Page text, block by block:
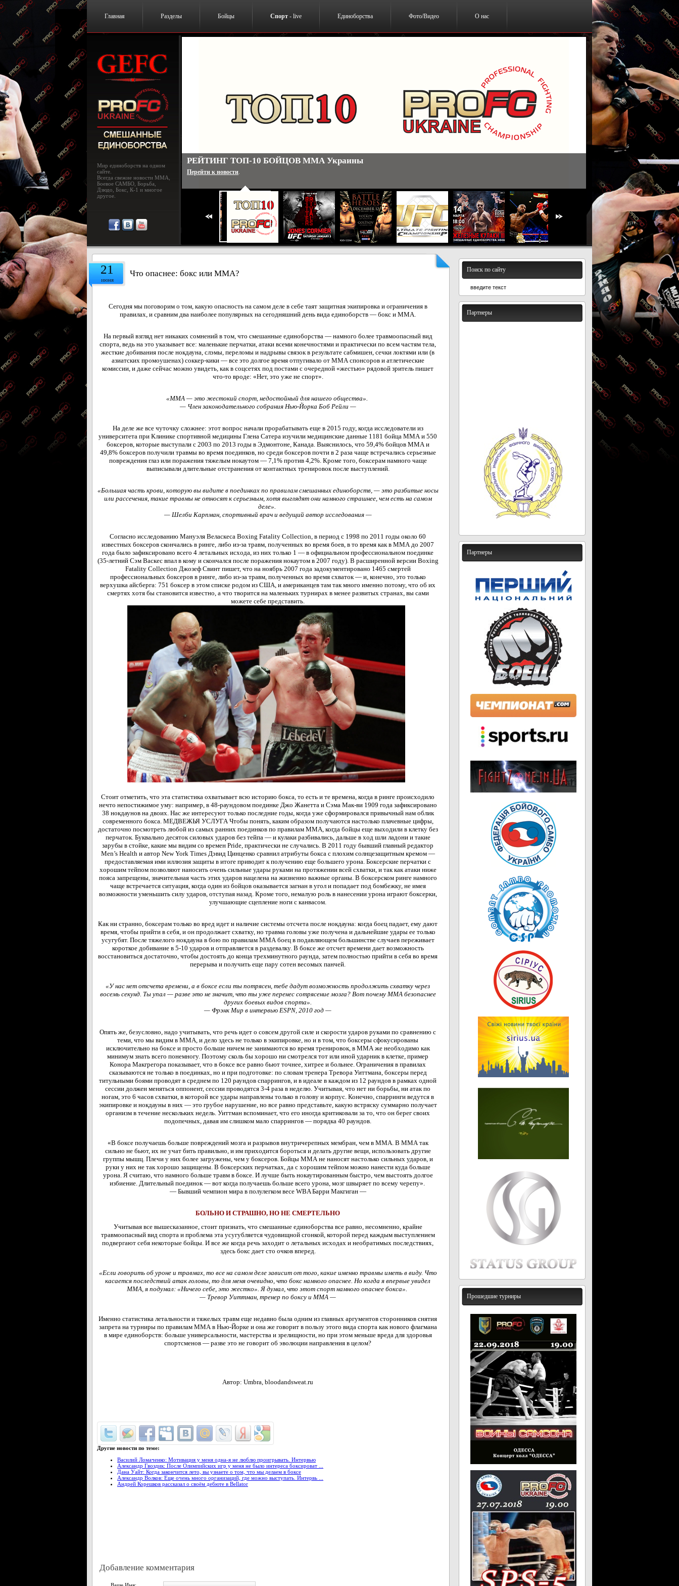
Главная Разделы Бойцы Спорт - live Единоборства Фото/Видео О нас
Мир единоборств на одном
сайте.
Всегда свежие новости MMA,
Боевое САМБО, Борьба,
Дзюдо, Бокс, К-1 и многое
другое.
РЕЙТИНГ ТОП-10 БОЙЦОВ ММА Украины
Перейти к новости.
21
июня
Что опаснее: бокс или ММА?
Сегодня мы поговорим о том, какую опасность на самом деле в себе таят защитная экипировка и ограничения в
правилах, и сравним два наиболее популярных на сегодняшний день вида единоборств — бокс и ММА.
На первый взгляд нет никаких сомнений в том, что смешанные единоборства — намного более травмоопасный вид
спорта, ведь на это указывает все: маленькие перчатки, атаки всеми конечностями и практически по всем частям тела,
жесткие добивания после нокдауна, слэмы, переломы и надрывы связок в результате сабмишен, сечки локтями или (в
азиатских промоушенах) соккер-кики — все это долгое время отпугивало от ММА спонсоров и атлетические
комиссии, и даже сейчас можно увидеть, как в соцсетях под постами с очередной «жестью» рядовой зритель пишет
что-то вроде: «Нет, это уже не спорт».
«ММА — это жестокий спорт, недостойный для нашего общества».
— Член законодательного собрания Нью-Йорка Боб Рейли —
На деле же все чуточку сложнее: этот вопрос начали прорабатывать еще в 2015 году, когда исследователи из
университета при Клинике спортивной медицины Глена Сатера изучили медицинские данные 1181 бойца ММА и 550
боксеров, которые выступали с 2003 по 2013 годы в Эдмонтоне, Канада. Выяснилось, что 59,4% бойцов ММА и
49,8% боксеров получили травмы во время поединков, но среди боксеров почти в 2 раза чаще встречались серьезные
повреждения глаз или поражения тяжелым нокаутом — 7,1% против 4,2%. Кроме того, боксерам намного чаще
выписывали длительные отстранения от контактных тренировок после выступлений.
«Большая часть крови, которую вы видите в поединках по правилам смешанных единоборств, — это разбитые носы
или рассечения, такие травмы не относят к серьезным, хотя выглядят они намного страшнее, чем есть на самом
деле».
— Шелби Карпман, спортивный врач и ведущий автор исследования —
Согласно исследованию Мануэля Веласкеса Boxing Fatality Collection, в период с 1998 по 2011 годы около 60
известных боксеров скончались в ринге, либо из-за травм, полученных во время боев, в то время как в ММА до 2007
года было зафиксировано всего 4 летальных исхода, из них только 1 — в официальном профессиональном поединке
(35-летний Сэм Васкес впал в кому и скончался после поражения нокаутом в 2007 году). В расширенной версии Boxing
Fatality Collection Джозеф Свинт пишет, что на ноябрь 2007 года задокументировано 1465 смертей
профессиональных боксеров в ринге, либо из-за травм, полученных во время схваток — и, конечно, это только
верхушка айсберга: 751 боксер в этом списке родом из США, и американцев там так много именно потому, что об их
смертях хотя бы становится известно, а что творится на маленьких турнирах в менее развитых странах, вы сами
можете себе представить.
Стоит отметить, что эта статистика охватывает всю историю бокса, то есть и те времена, когда в ринге происходило
нечто непостижимое уму: например, в 48-раундовом поединке Джо Жанетта и Сэма Мак-ви 1909 года зафиксировано
38 нокдаунов на двоих. Нас же интересуют только последние годы, когда уже сформировался привычный нам облик
современного бокса. МЕДВЕЖЬЯ УСЛУГА Чтобы понять, каким образом получаются настолько плачевные цифры,
достаточно посмотреть любой из самых ранних поединков по правилам ММА, когда бойцы еще выходили в клетку без
перчаток. Буквально десяток силовых ударов без тейпа — и кулаки разбивались, дальше в ход шли ладони и такие
зарубы в стойке, какие мы видим со времен Pride, практически не случались. В 2011 году бывший главный редактор
Men’s Health и автор New York Times Дэвид Цинценко сравнил атрибуты бокса с плохим солнцезащитным кремом —
предоставляемая ими иллюзия защиты в итоге приводит к получению еще большего урона. Боксерские перчатки с
хорошим тейпом позволяют наносить очень сильные удары руками на протяжении всей схватки, и так как атаки ниже
пояса запрещены, значительная часть этих ударов нацелена на жизненно важные органы. В боксерском ринге намного
чаще встречается ситуация, когда один из бойцов оказывается загнан в угол и попадает под бомбежку, не имея
возможности уменьшить силу ударов, отступая назад. Кроме того, немалую роль в нанесении урона играют боксерки,
улучшающие сцепление ноги с канвасом.
Как ни странно, боксерам только во вред идет и наличие системы отсчета после нокдауна: когда боец падает, ему дают
время, чтобы прийти в себя, и он продолжает схватку, но травма головы уже получена и дальнейшие удары ее только
усугубят. После тяжелого нокдауна в бою по правилам ММА боец в подавляющем большинстве случаев переживает
короткое добивание в 5-10 ударов и отправляется в раздевалку. В боксе же отсчет времени дает возможность
восстановиться достаточно, чтобы достоять до конца трехминутного раунда, затем полностью прийти в себя во время
перерыва и получить еще пару сотен весомых панчей.
«У нас нет отсчета времени, а в боксе если ты потрясен, тебе дадут возможность продолжить схватку через
восемь секунд. Ты упал — разве это не значит, что ты уже перенес сотрясение мозга? Вот почему ММА безопаснее
других боевых видов спорта».
— Фрэнк Мир в интервью ESPN, 2010 год —
Опять же, безусловно, надо учитывать, что речь идет о совсем другой силе и скорости ударов руками по сравнению с
теми, что мы видим в ММА, и дело здесь не только в экипировке, но и в том, что боксеры сфокусированы
исключительно на боксе и просто больше ничем не занимаются во время тренировок, в ММА же необходимо как
минимум знать всего понемногу. Поэтому сколь бы хорошо ни смотрелся тот или иной ударник в клетке, пример
Конора Макгрегора показывает, что в боксе все равно бьют точнее, хитрее и больнее. Ограничения в правилах
сказываются не только в поединках, но и при подготовке: по словам тренера Тревора Уиттмана, боксеры перед
титульными боями проводят в среднем по 120 раундов спаррингов, и в идеале в каждом из 12 раундов в рамках одной
сессии должен меняться оппонент, сессии проводятся 3-4 раза в неделю. Учитывая, что нет ни борьбы, ни атак по
ногам, это 6 часов схватки, в которой все удары направлены только в голову и корпус. Конечно, спарринги ведутся в
экипировке и нокдауны в них — это грубое нарушение, но все равно представьте, какую встряску суммарно получает
организм в течение нескольких недель. Уиттман вспоминает, что его иногда критиковали за то, что он берег своих
подопечных, давая им слишком мало спаррингов — порядка 40 раундов.
«В боксе получаешь больше повреждений мозга и разрывов внутричерепных мембран, чем в ММА. В ММА так
сильно не бьют, их не учат бить правильно, и им приходится бороться и делать другие вещи, использовать другие
группы мышц. Плечи у них более загружены, чем у боксеров. Бойцы ММА не наносят настолько сильных ударов, и
руки у них не так хорошо защищены. В боксерских перчатках, да с хорошим тейпом можно нанести куда больше
урона. Я считаю, что намного больше травм в боксе. И лучше быть нокаутированным быстро, чем выстоять долгое
избиение. Длительный поединок — вот когда получаешь больше всего урона, мозг швыряет по всему черепу».
— Бывший чемпион мира в полулегком весе WBA Барри Макгиган —
БОЛЬНО И СТРАШНО, НО НЕ СМЕРТЕЛЬНО
Учитывая все вышесказанное, стоит признать, что смешанные единоборства все равно, несомненно, крайне
травмоопасный вид спорта и проблема эта усугубляется чудовищной сгонкой, которой перед каждым выступлением
подвергают себя некоторые бойцы. И все же когда речь заходит о летальных исходах и необратимых последствиях,
здесь бокс дает сто очков вперед.
«Если говорить об уроне и травмах, то все на самом деле зависит от того, какие именно травмы иметь в виду. Что
касается последствий атак головы, то для меня очевидно, что бокс намного опаснее. Но когда я впервые увидел
ММА, я подумал: «Ничего себе, это жестко». Я думал, что этот спорт намного опаснее бокса».
— Тревор Уиттман, тренер по боксу и ММА —
Именно статистика летальности и тяжелых травм еще недавно была одним из главных аргументов сторонников снятия
запрета на турниры по правилам ММА в Нью-Йорке и она же говорит в пользу этого вида спорта как нового флагмана
в мире единоборств: больше универсальности, мастерства и зрелищности, но при этом меньше вреда для здоровья
спортсменов — разве это не говорит об эволюции направления в целом?
Автор: Umbra, bloodandsweat.ru
Другие новости по теме:
Василий Ломаченко: Мотивация у меня одна-я не люблю проигрывать. Интервью
Александр Гвоздик: После Олимпийских игр у меня не было интереса боксироват ...
Дана Уайт: Когда закончится лето, вы узнаете о том, что мы делаем в боксе
Александр Волков: Еще очень много организаций, где можно выступать. Интервь ...
Андрей Корешков рассказал о своём дебюте в Bellator
Добавление комментария
Поиск по сайту
Партнеры
Партнеры
Прошедшие турниры